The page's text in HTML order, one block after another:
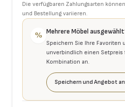
Die verfügbaren Zahlungsarten
und Bestellung variieren.
% Mehrere Möbel
Speichern Sie Ihre Favoriten
unverbindlich einen
Kombination an.
Speichern und Angebot